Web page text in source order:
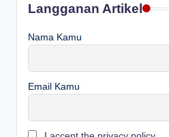
Langganan Artikel
Nama Kamu
Email Kamu